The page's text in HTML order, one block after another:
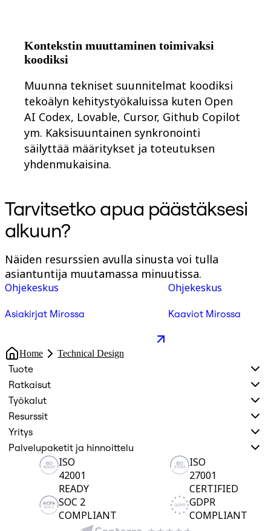
Kontekstin muuttaminen toimivaksi
koodiksi
Muunna tekniset suunnitelmat koodiksi
tekoälyn kehitystyökaluissa kuten Open
AI Codex, Lovable, Cursor, Github Copilot
ym. Kaksisuuntainen synkronointi
säilyttää määritykset ja toteutuksen
yhdenmukaisina.
Tarvitsetko apua päästäksesi
alkuun?
Näiden resurssien avulla sinusta voi tulla
asiantuntija muutamassa minuutissa.
Ohjekeskus
Asiakirjat Mirossa
Ohjekeskus
Kaaviot Mirossa
Home Technical Design
Tuote
Ratkaisut
Työkalut
Resurssit
Yritys
Palvelupaketit ja hinnoittelu
ISO
42001
READY
ISO
27001
CERTIFIED
SOC 2
COMPLIANT
GDPR
COMPLIANT